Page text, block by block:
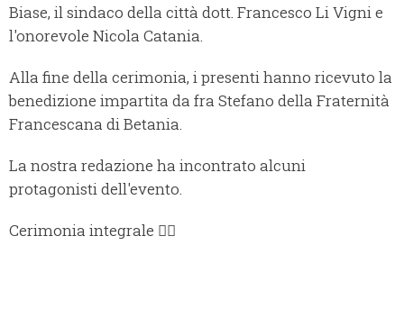
Biase, il sindaco della città dott. Francesco Li Vigni e
l'onorevole Nicola Catania.
Alla fine della cerimonia, i presenti hanno ricevuto la
benedizione impartita da fra Stefano della Fraternità
Francescana di Betania.
La nostra redazione ha incontrato alcuni
protagonisti dell'evento.
Cerimonia integrale 👇🏻